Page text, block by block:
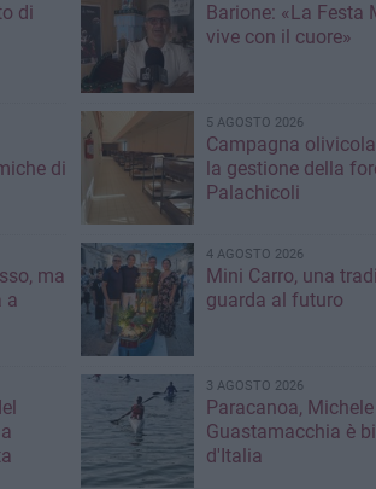
di
Barione: «La Festa
vive con il cuore»
di
5 AGOSTO 2026
Campagna
la gestione della
Palachicoli
ma
a
4 AGOSTO 2026
Mini Carro, una
guarda al futuro
3 AGOSTO 2026
Paracanoa, Michele
Guastamacchia è
d'Italia